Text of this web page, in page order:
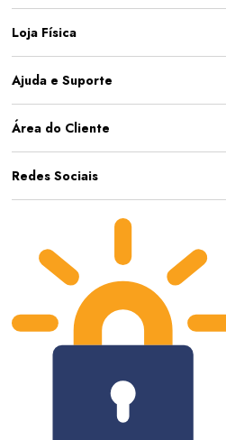
Loja Física
Ajuda e Suporte
Área do Cliente
Redes Sociais